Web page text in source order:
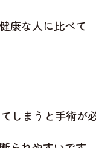
康な人に比べて
しまうと手術が